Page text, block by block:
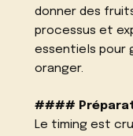
donner des
processus et
essentiels pour
oranger.
####
Le timing est